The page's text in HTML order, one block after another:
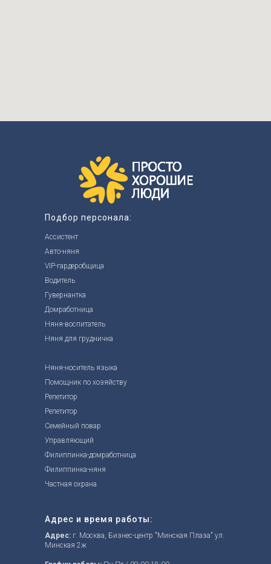
Адрес и время работы:
Адрес: г. Москва, Бизнес-центр "Минская Плаза" ул.
Минская 2ж
Подбор персонала:
Ассистент
Авто-няня
VIP-гардеробщица
Водитель
Гувернантка
Домработница
Няня-воспитатель
Няня для грудничка
Няня-носитель языка
Помощник по хозяйству
Репетитор
Репетитор
Семейный повар
Управляющий
Филиппинка-домработница
Филиппинка-няня
Частная охрана